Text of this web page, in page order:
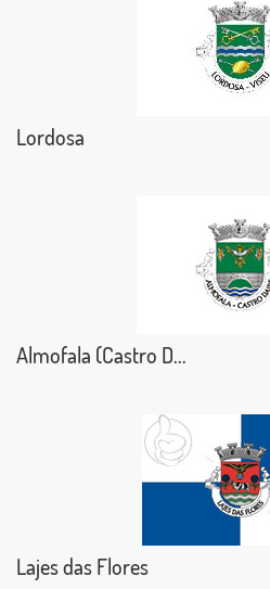
Lordosa
Almofala (Castro D...
Lajes das Flores